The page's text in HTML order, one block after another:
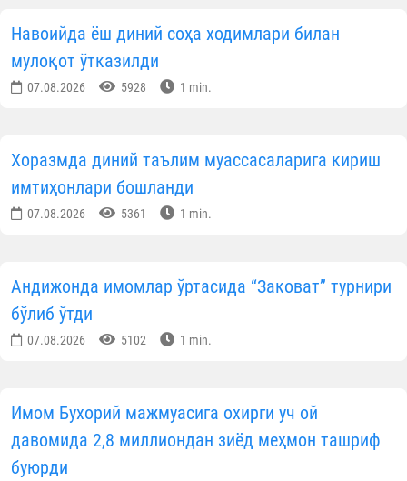
Навоийда ёш диний соҳа ходимлари билан
мулоқот ўтказилди
07.08.2026 5928 1 min.
Хоразмда диний таълим муассасаларига кириш
имтиҳонлари бошланди
07.08.2026 5361 1 min.
Андижонда имомлар ўртасида “Заковат” турнири
бўлиб ўтди
07.08.2026 5102 1 min.
Имом Бухорий мажмуасига охирги уч ой
давомида 2,8 миллиондан зиёд меҳмон ташриф
буюрди